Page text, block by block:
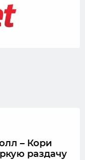
– Кори
раздачу